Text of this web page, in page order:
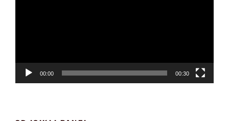
00:00 00:30